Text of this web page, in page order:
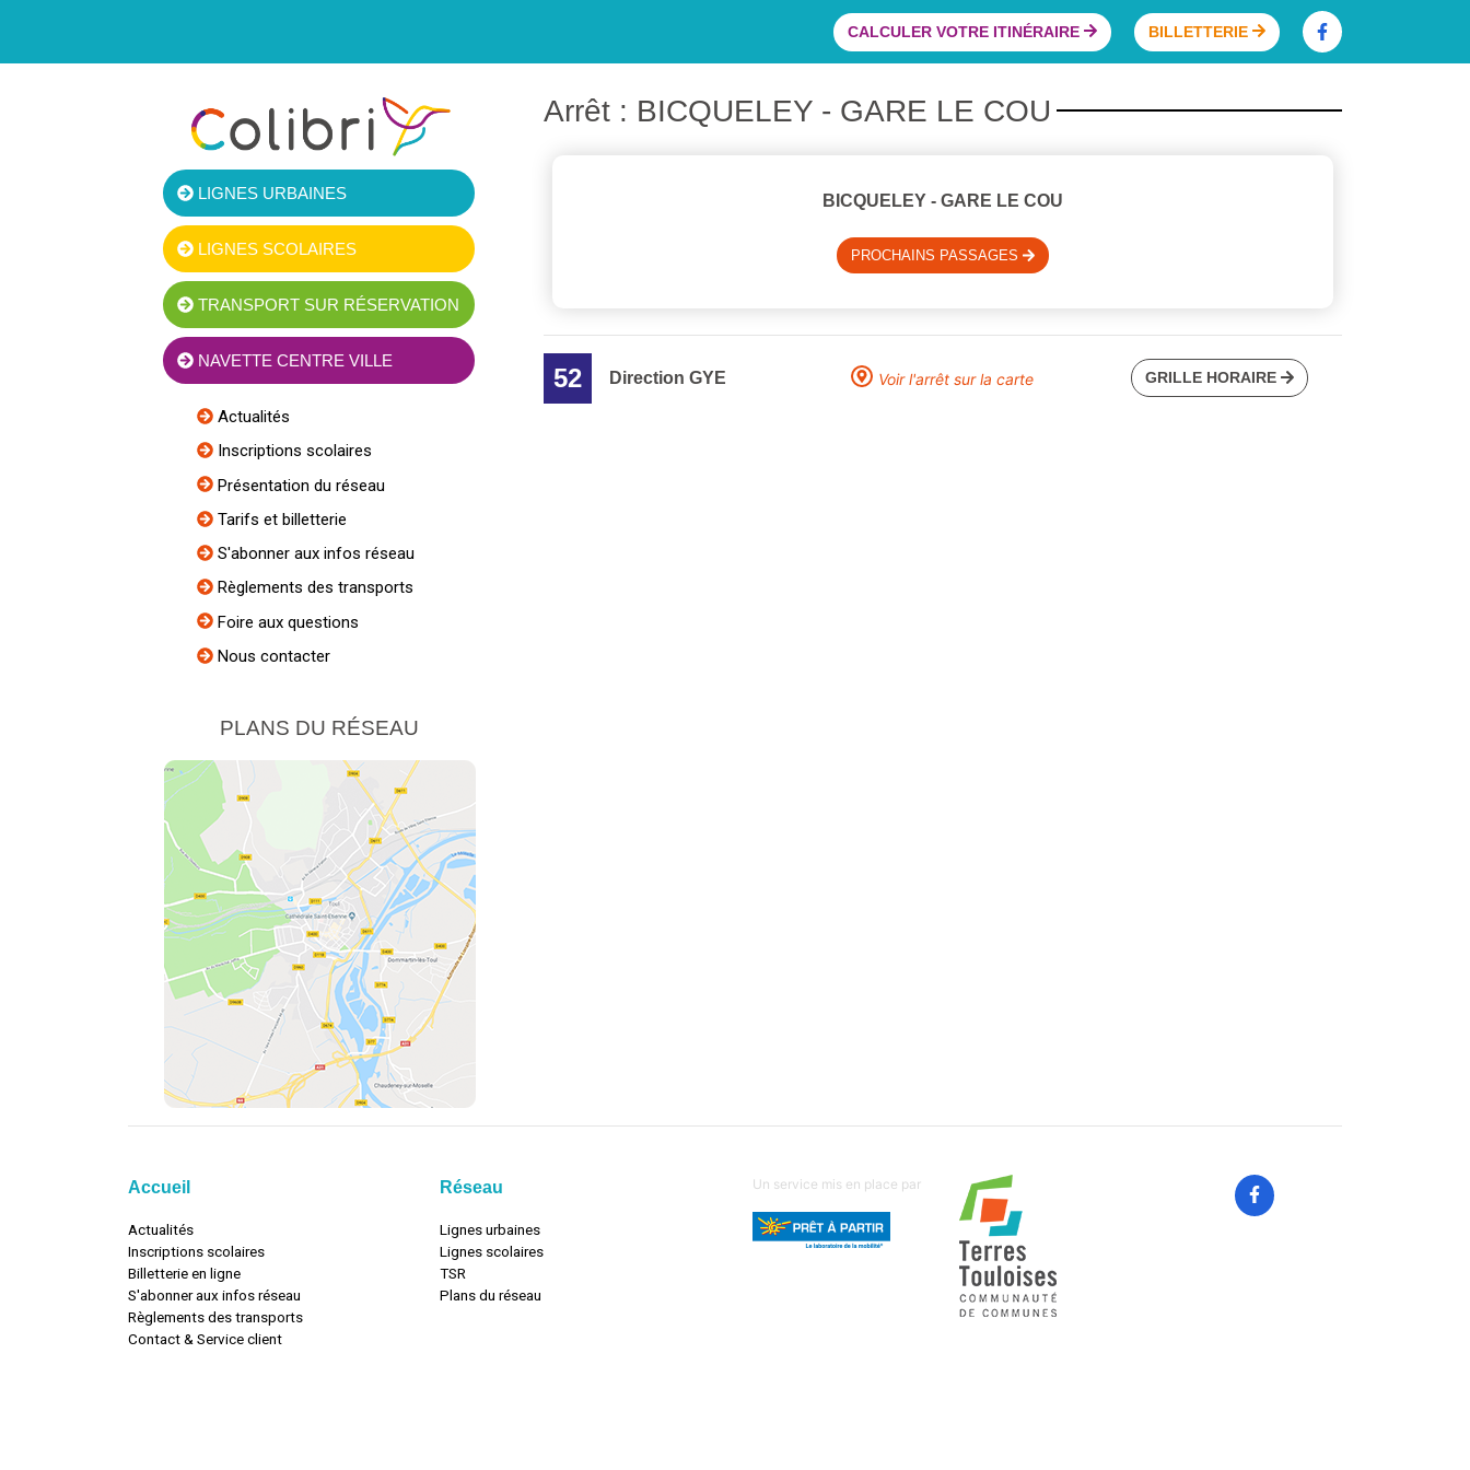
CALCULER VOTRE ITINÉRAIRE BILLETTERIE
LIGNES URBAINES
LIGNES SCOLAIRES
TRANSPORT SUR RÉSERVATION
NAVETTE CENTRE VILLE
Actualités
Inscriptions scolaires
Présentation du réseau
Tarifs et billetterie
S'abonner aux infos réseau
Règlements des transports
Foire aux questions
Nous contacter
PLANS DU RÉSEAU
Arrêt : BICQUELEY - GARE LE COU
BICQUELEY - GARE LE COU
PROCHAINS PASSAGES
52 Direction GYE Voir l'arrêt sur la carte GRILLE HORAIRE
Accueil
Actualités
Inscriptions scolaires
Billetterie en ligne
S'abonner aux infos réseau
Règlements des transports
Contact & Service client
Réseau
Lignes urbaines
Lignes scolaires
TSR
Plans du réseau
Un service mis en place par